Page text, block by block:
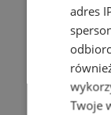
adres
Twoje